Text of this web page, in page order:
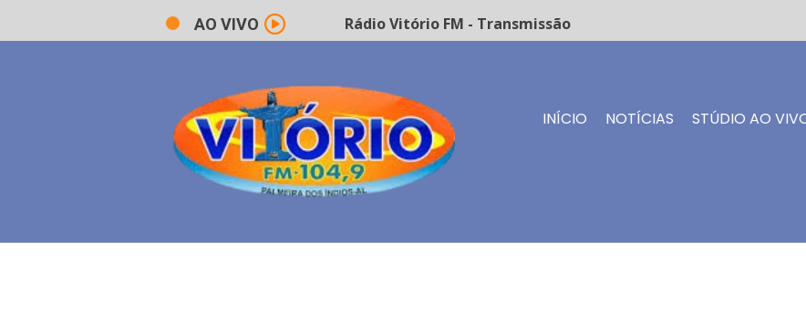
AO VIVO Rádio Vitório FM - Transmissão ao vivo
INÍCIO NOTÍCIAS STÚDIO AO